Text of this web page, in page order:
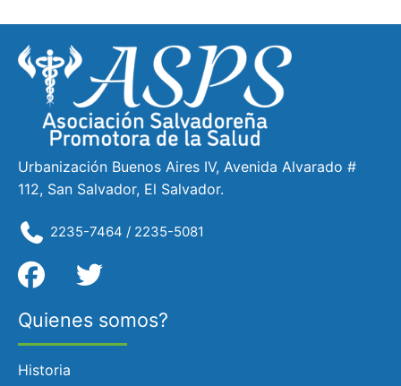
Urbanización Buenos Aires IV, Avenida Alvarado #
112, San Salvador, El Salvador.
2235-7464 / 2235-5081
Quienes somos?
Historia